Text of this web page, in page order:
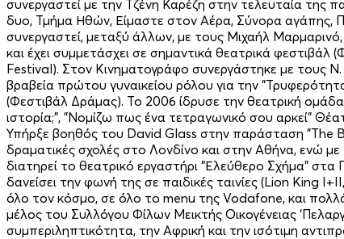
συνεργαστεί με την Τζένη Καρέζη στην τελευταία της
δυο, Τμήμα Ηθών, Είμαστε στον Αέρα, Σύνορα αγάπης,
συνεργαστεί, μεταξύ άλλων, με τους Μιχαήλ
και έχει συμμετάσχει σε σημαντικά θεατρικά
Festival). Στον Κινηματογράφο συνεργάστηκε με τους
βραβεία πρώτου γυναικείου ρόλου για την
(Φεστιβάλ Δράμας). Το 2006 ίδρυσε την θεατρική
ιστορία;", "Νομίζω πως ένα τετραγωνικό σου αρκεί"
Υπήρξε βοηθός του David Glass στην παράσταση "The
δραματικές σχολές στο Λονδίνο και στην Αθήνα, ενώ
διατηρεί το θεατρικό εργαστήρι "Ελεύθερο Σχήμα"
δανείσει την φωνή της σε παιδικές ταινίες (Lion King
όλο τον κόσμο, σε όλο το menu της Vodafone, και πολλά
μέλος του Συλλόγου Φίλων Μεικτής Οικογένειας
συμπεριληπτικότητα, την Αφρική και την ισότιμη